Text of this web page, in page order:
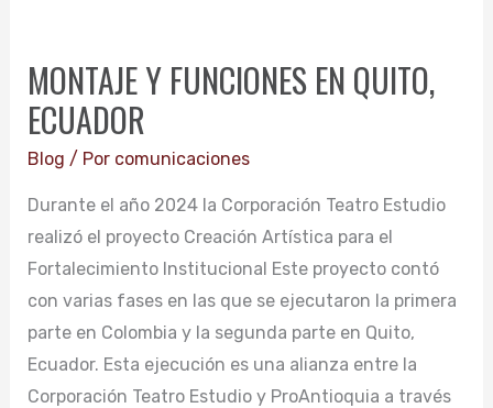
MONTAJE Y FUNCIONES EN QUITO,
ECUADOR
Blog / Por comunicaciones
Durante el año 2024 la Corporación Teatro Estudio
realizó el proyecto Creación Artística para el
Fortalecimiento Institucional Este proyecto contó
con varias fases en las que se ejecutaron la primera
parte en Colombia y la segunda parte en Quito,
Ecuador. Esta ejecución es una alianza entre la
Corporación Teatro Estudio y ProAntioquia a través
FUNCIONES
EN
QUITO,